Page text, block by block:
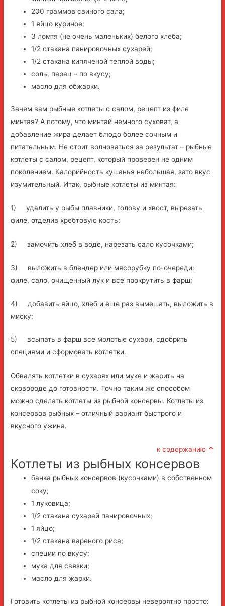
200 граммов свиного сала;
1 яйцо куриное;
3 ломтя (не очень маленьких) белого хлеба;
1/2 стакана панировочных сухарей;
1/2 стакана кипяченой теплой воды;
соль, перец – по вкусу;
масло для обжарки.
Зачем вам рыбные котлеты с салом, рецепт из филе
минтая? А потому, что минтай немного суховат, а
добавление жира делает блюдо более сочным и
питательным. Не стоит волноваться за результат – рыбные
котлеты с салом, рецепт, который проверен не одним
поколением. Калорийность кушанья небольшая, зато вкус
изумительный. Итак, рыбные котлеты из минтая:
1) удалить у рыбы плавники, голову и хвост, вырезать
филе, отделив хребтовую кость;
2) замочить хлеб в воде, нарезать сало кусочками;
3) выложить в блендер или мясорубку по-очереди:
филе, сало, очищенный лук и все прокрутить в фарш;
4) добавить яйцо, хлеб и еще раз вымешать, выложить в
миску;
5) всыпать в фарш все молотые сухари, сдобрить
специями и сформовать котлетки.
Обвалять котлетки в сухарях или муке и жарить на
сковороде до готовности. Точно таким же способом
можно сделать котлеты из рыбной консервы. Котлеты из
консервов рыбных – отличный вариант быстрого и
вкусного ужина.
к содержанию ↑
Котлеты из рыбных консервов
банка рыбных консервов (кусочками) в собственном
соку;
1 луковица;
1/2 стакана сухарей панировочных;
1 яйцо;
1/2 стакана вареного риса;
специи по вкусу;
мука для связки;
масло для жарки.
Готовить котлеты из рыбной консервы невероятно просто: